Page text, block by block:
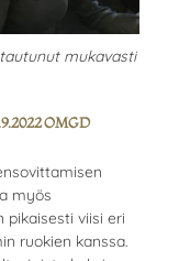
mukavasti
OMGD
myös
pikaisesti viisi eri
ruokien kanssa.